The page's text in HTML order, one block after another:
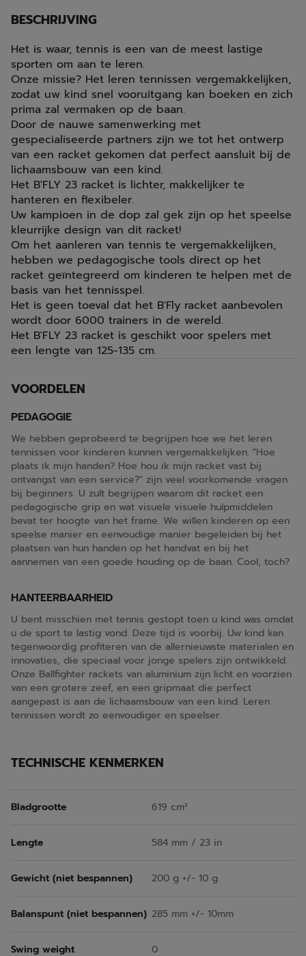
BESCHRIJVING
Het is waar, tennis is een van de meest lastige
sporten om aan te leren.
Onze missie? Het leren tennissen vergemakkelijken,
zodat uw kind snel vooruitgang kan boeken en zich
prima zal vermaken op de baan.
Door de nauwe samenwerking met
gespecialiseerde partners zijn we tot het ontwerp
van een racket gekomen dat perfect aansluit bij de
lichaamsbouw van een kind.
Het B'FLY 23 racket is lichter, makkelijker te
hanteren en flexibeler.
Uw kampioen in de dop zal gek zijn op het speelse
kleurrijke design van dit racket!
Om het aanleren van tennis te vergemakkelijken,
hebben we pedagogische tools direct op het
racket geïntegreerd om kinderen te helpen met de
basis van het tennisspel.
Het is geen toeval dat het B'Fly racket aanbevolen
wordt door 6000 trainers in de wereld.
Het B'FLY 23 racket is geschikt voor spelers met
een lengte van 125-135 cm.
VOORDELEN
PEDAGOGIE
We hebben geprobeerd te begrijpen hoe we het leren
tennissen voor kinderen kunnen vergemakkelijken. "Hoe
plaats ik mijn handen? Hoe hou ik mijn racket vast bij
ontvangst van een service?" zijn veel voorkomende vragen
bij beginners. U zult begrijpen waarom dit racket een
pedagogische grip en wat visuele visuele hulpmiddelen
bevat ter hoogte van het frame. We willen kinderen op een
speelse manier en eenvoudige manier begeleiden bij het
plaatsen van hun handen op het handvat en bij het
aannemen van een goede houding op de baan. Cool, toch?
HANTEERBAARHEID
U bent misschien met tennis gestopt toen u kind was omdat
u de sport te lastig vond. Deze tijd is voorbij. Uw kind kan
tegenwoordig profiteren van de allernieuwste materialen en
innovaties, die speciaal voor jonge spelers zijn ontwikkeld.
Onze Ballfighter rackets van aluminium zijn licht en voorzien
van een grotere zeef, en een gripmaat die perfect
aangepast is aan de lichaamsbouw van een kind. Leren
tennissen wordt zo eenvoudiger en speelser.
TECHNISCHE KENMERKEN
Bladgrootte 619 cm²
Lengte 584 mm / 23 in
Gewicht (niet bespannen) 200 g +/- 10 g
Balanspunt (niet bespannen) 285 mm +/- 10mm
Swing weight 0